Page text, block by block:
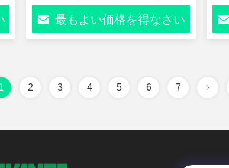
ち上げ,測定,緊急 救助
最もよい価格を得なさい
用
2 3 4 5 6 7